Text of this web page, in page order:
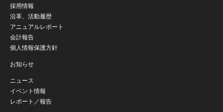
採用情報
沿革、活動履歴
アニュアルレポート
会計報告
個人情報保護方針
お知らせ
ニュース
イベント情報
レポート／報告